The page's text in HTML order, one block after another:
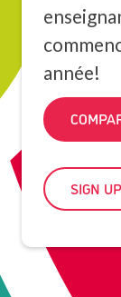
année!
SIGN